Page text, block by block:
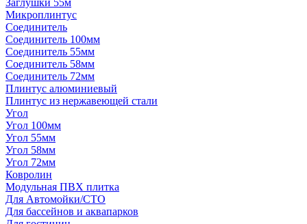
Заглушки 55м
Микроплинтус
Соединитель
Соединитель 100мм
Соединитель 55мм
Соединитель 58мм
Соединитель 72мм
Плинтус алюминиевый
Плинтус из нержавеющей стали
Угол
Угол 100мм
Угол 55мм
Угол 58мм
Угол 72мм
Ковролин
Модульная ПВХ плитка
Для Автомойки/СТО
Для бассейнов и аквапарков